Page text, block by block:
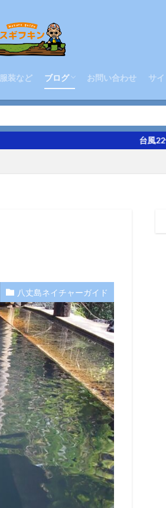
服装など ブログ
八丈島の温泉
三原山縦走 ポットホール
三原山縦走 唐滝
八丈富士お鉢巡り
三原山中腹横断
お問い合わせ サ
台風22号で被災し
八丈島ネイチャーガイド